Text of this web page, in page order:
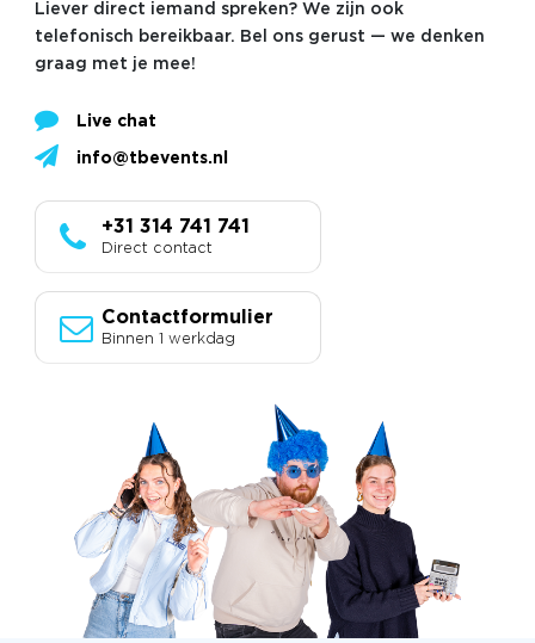
Liever direct iemand spreken? We zijn ook
telefonisch bereikbaar. Bel ons gerust — we denken
graag met je mee!
Live chat
info@tbevents.nl
+31 314 741 741
Direct contact
Contactformulier
Binnen 1 werkdag